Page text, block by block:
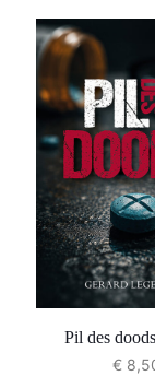
Pil des
€